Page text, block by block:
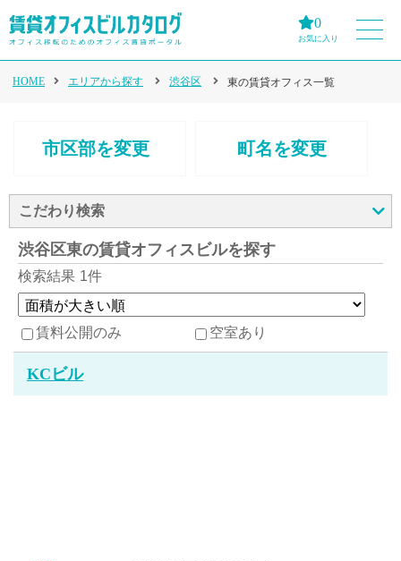
0
お気に入り
HOME エリアから探す 渋谷区 東の賃貸オフィス一覧
市区部を変更 町名を変更
こだわり検索
渋谷区東の賃貸オフィスビルを探す
検索結果 1件
賃料公開のみ 空室あり
KCビル